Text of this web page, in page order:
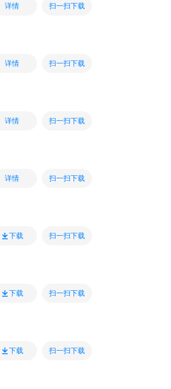
详情 扫一扫下载
详情 扫一扫下载
详情 扫一扫下载
详情 扫一扫下载
下载 扫一扫下载
下载 扫一扫下载
下载 扫一扫下载